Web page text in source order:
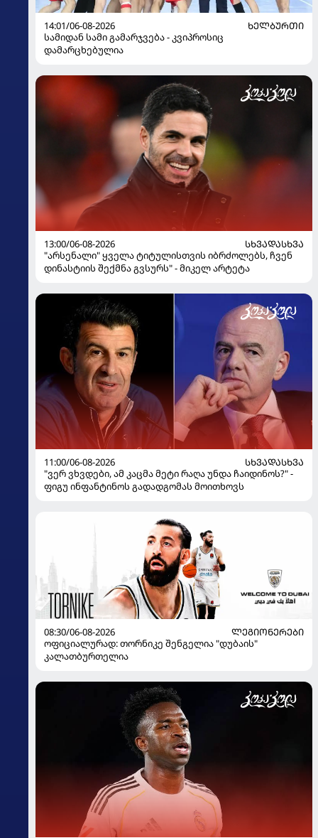
14:01/06-08-2026
ᲮᲔᲚᲑᲣᲠᲗᲘ
სამიდან სამი გამარჯვება - კვიპროსიც
დამარცხებულია
13:00/06-08-2026
ᲡᲮᲕᲐᲓᲐᲡᲮᲕᲐ
"არსენალი" ყველა ტიტულისთვის იბრძოლებს, ჩვენ
დინასტიის შექმნა გვსურს" - მიკელ არტეტა
11:00/06-08-2026
ᲡᲮᲕᲐᲓᲐᲡᲮᲕᲐ
"ვერ ვხვდები, ამ კაცმა მეტი რაღა უნდა ჩაიდინოს?" -
ფიგუ ინფანტინოს გადადგომას მოითხოვს
08:30/06-08-2026
ᲚᲔᲒᲘᲝᲜᲔᲠᲔᲑᲘ
ოფიციალურად: თორნიკე შენგელია "დუბაის"
კალათბურთელია